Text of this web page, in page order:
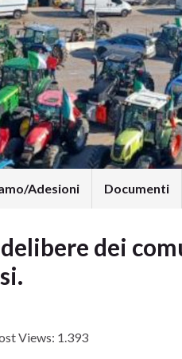
Adesioni Documenti
delibere dei
Views: 1.393